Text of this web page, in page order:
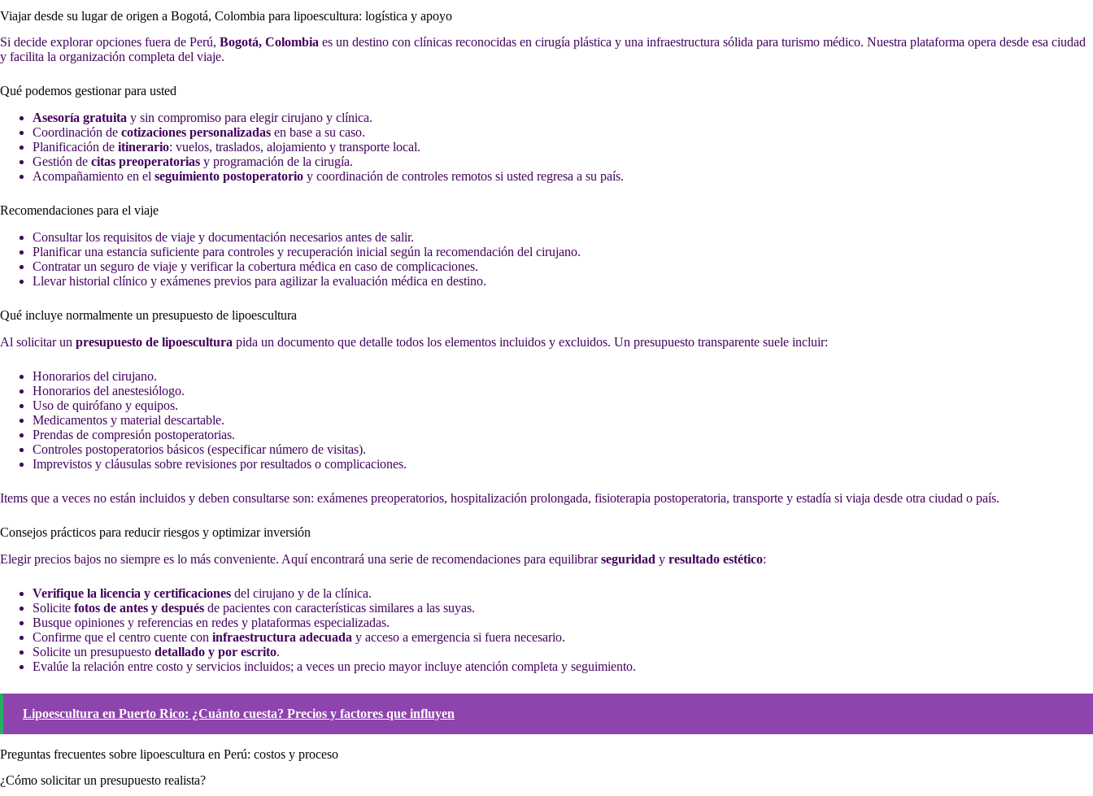
Viajar desde su lugar de origen a Bogotá, Colombia para lipoescultura: logística y apoyo
Si decide explorar opciones fuera de Perú, Bogotá, Colombia es un destino con clínicas reconocidas en cirugía plástica y una infraestructura sólida para turismo médico. Nuestra plataforma opera desde esa ciudad
y facilita la organización completa del viaje.
Qué podemos gestionar para usted
Asesoría gratuita y sin compromiso para elegir cirujano y clínica.
Coordinación de cotizaciones personalizadas en base a su caso.
Planificación de itinerario: vuelos, traslados, alojamiento y transporte local.
Gestión de citas preoperatorias y programación de la cirugía.
Acompañamiento en el seguimiento postoperatorio y coordinación de controles remotos si usted regresa a su país.
Recomendaciones para el viaje
Consultar los requisitos de viaje y documentación necesarios antes de salir.
Planificar una estancia suficiente para controles y recuperación inicial según la recomendación del cirujano.
Contratar un seguro de viaje y verificar la cobertura médica en caso de complicaciones.
Llevar historial clínico y exámenes previos para agilizar la evaluación médica en destino.
Qué incluye normalmente un presupuesto de lipoescultura
Al solicitar un presupuesto de lipoescultura pida un documento que detalle todos los elementos incluidos y excluidos. Un presupuesto transparente suele incluir:
Honorarios del cirujano.
Honorarios del anestesiólogo.
Uso de quirófano y equipos.
Medicamentos y material descartable.
Prendas de compresión postoperatorias.
Controles postoperatorios básicos (especificar número de visitas).
Imprevistos y cláusulas sobre revisiones por resultados o complicaciones.
Items que a veces no están incluidos y deben consultarse son: exámenes preoperatorios, hospitalización prolongada, fisioterapia postoperatoria, transporte y estadía si viaja desde otra ciudad o país.
Consejos prácticos para reducir riesgos y optimizar inversión
Elegir precios bajos no siempre es lo más conveniente. Aquí encontrará una serie de recomendaciones para equilibrarseguridad y resultado estético:
Verifique la licencia y certificaciones del cirujano y de la clínica.
Solicite fotos de antes y después de pacientes con características similares a las suyas.
Busque opiniones y referencias en redes y plataformas especializadas.
Confirme que el centro cuente con infraestructura adecuada y acceso a emergencia si fuera necesario.
Solicite un presupuesto detallado y por escrito.
Evalúe la relación entre costo y servicios incluidos; a veces un precio mayor incluye atención completa y seguimiento.
Lipoescultura en Puerto Rico: ¿Cuánto cuesta? Precios y factores que influyen
Preguntas frecuentes sobre lipoescultura en Perú: costos y proceso
¿Cómo solicitar un presupuesto realista?